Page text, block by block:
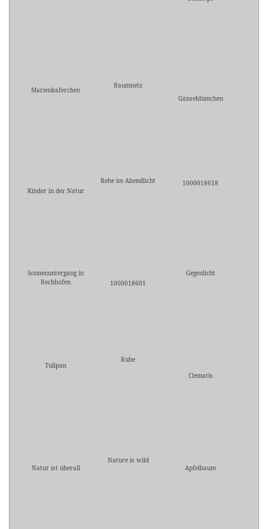
Marienkäferchen
Baumnetz
Gänseblümchen
Kinder in der Natur
Rehe im Abendlicht 1000018618
Sonnenuntergang in
Bechhofen
1000018601
Gegenlicht
Tulipan
Ruhe
Clematis
Natur ist überall
Nature is wild
Apfelbaum